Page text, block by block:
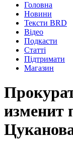
Головна
Новини
Тексти BRD
Відео
Подкасти
Статті
Підтримати
Магазин
изменит